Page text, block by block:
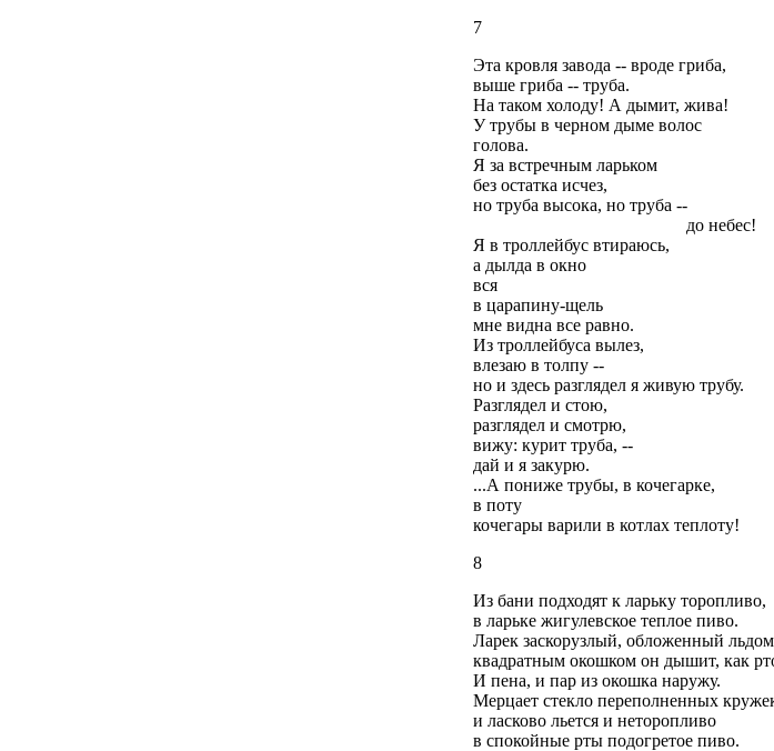
7
Эта кровля завода -- вроде гриба,
выше гриба -- труба.
На таком холоду! А дымит, жива!
У трубы в черном дыме волос
голова.
Я за встречным ларьком
без остатка исчез,
но труба высока, но труба --
до небес!
Я в троллейбус втираюсь,
а дылда в окно
вся
в царапину-щель
мне видна все равно.
Из троллейбуса вылез,
влезаю в толпу --
но и здесь разглядел я живую трубу.
Разглядел и стою,
разглядел и смотрю,
вижу: курит труба, --
дай и я закурю.
...А пониже трубы, в кочегарке,
в поту
кочегары варили в котлах теплоту!
8
Из бани подходят к ларьку торопливо,
в ларьке жигулевское теплое пиво.
Ларек заскорузлый, обложенный
квадратным окошком он дышит, как
И пена, и пар из окошка наружу.
Мерцает стекло переполненных
и ласково льется и неторопливо
в спокойные рты подогретое пиво.